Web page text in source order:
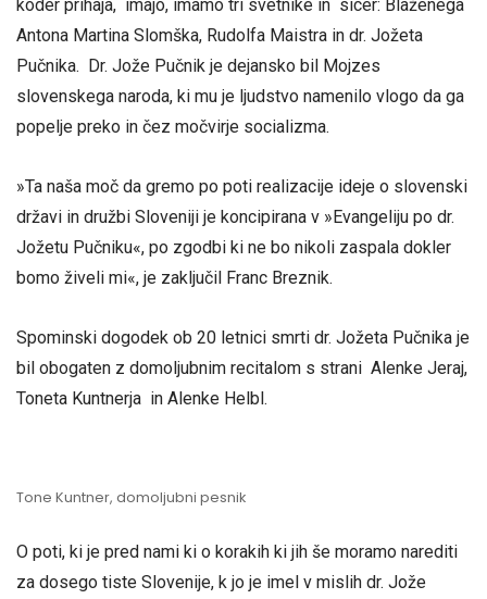
koder prihaja, imajo, imamo tri svetnike in sicer: Blaženega
Antona Martina Slomška, Rudolfa Maistra in dr. Jožeta
Pučnika. Dr. Jože Pučnik je dejansko bil Mojzes
slovenskega naroda, ki mu je ljudstvo namenilo vlogo da ga
popelje preko in čez močvirje socializma.
»Ta naša moč da gremo po poti realizacije ideje o slovenski
državi in družbi Sloveniji je koncipirana v »Evangeliju po dr.
Jožetu Pučniku«, po zgodbi ki ne bo nikoli zaspala dokler
bomo živeli mi«, je zaključil Franc Breznik.
Spominski dogodek ob 20 letnici smrti dr. Jožeta Pučnika je
bil obogaten z domoljubnim recitalom s strani Alenke Jeraj,
Toneta Kuntnerja in Alenke Helbl.
Tone Kuntner, domoljubni pesnik
O poti, ki je pred nami ki o korakih ki jih še moramo narediti
za dosego tiste Slovenije, k jo je imel v mislih dr. Jože